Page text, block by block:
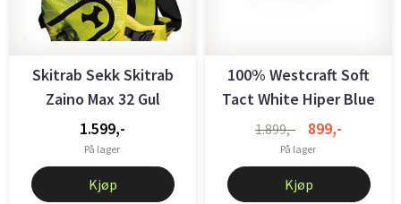
Skitrab Sekk Skitrab
Zaino Max 32 Gul
1.599,-
På lager
Kjøp
100% Westcraft Soft
Tact White Hiper Blue
Mirror ...
1.899,- 899,-
På lager
Kjøp